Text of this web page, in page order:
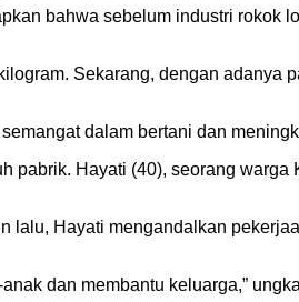
bahwa sebelum industri rokok
Sekarang, dengan
dalam bertani dan
pabrik. Hayati (40), seorang
Hayati mengandalkan
dan membantu keluarga,”